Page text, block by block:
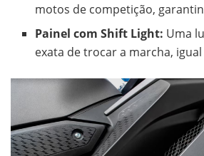
motos de competição,
Painel com Shift Light: Uma
exata de trocar a marcha,